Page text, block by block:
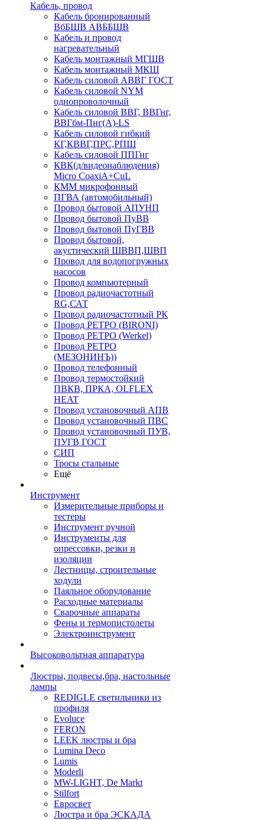
Кабель, провод
Кабель бронированный
ВбБШВ АВББШВ
Кабель и провод
нагревательный
Кабель монтажный МГШВ
Кабель монтажный МКШ
Кабель силовой АВВГ ГОСТ
Кабель силовой NYM
однопроволочный
Кабель силовой ВВГ, ВВГнг,
ВВГбм-Пнг(А)-LS
Кабель силовой гибкий
КГ,КВВГ,ПРС,РПШ
Кабель силовой ППГнг
КВК(д/видеонаблюдения)
Micro CoaxiA+CuL
КММ микрофонный
ПГВА (автомобильный)
Провод бытовой АПУНП
Провод бытовой ПуВВ
Провод бытовой ПуГВВ
Провод бытовой,
акустический ШВВП,ШВП
Провод для водопогружных
насосов
Провод компьютерный
Провод радиочастотный
RG,САТ
Провод радиочастотный РК
Провод РЕТРО (BIRONI)
Провод РЕТРО (Werkel)
Провод РЕТРО
(МЕЗОНИНЪ))
Провод телефонный
Провод термостойкий
ПВКВ, ПРКА, OLFLEX
HEAT
Провод установочный АПВ
Провод установочный ПВС
Провод установочный ПУВ,
ПУГВ ГОСТ
СИП
Тросы стальные
Ещё
Инструмент
Измерительные приборы и
тестеры
Инструмент ручной
Инструменты для
опрессовки, резки и
изоляции
Лестницы, строительные
ходули
Паяльное оборудование
Расходные материалы
Сварочные аппараты
Фены и термопистолеты
Электроинструмент
Высоковольтная аппаратура
Люстры, подвесы,бра, настольные
лампы
REDIGLE светильники из
профиля
Evoluce
FERON
LEEK люстры и бра
Lumina Deco
Lumis
Moderli
MW-LIGHT, De Markt
Stilfort
Евросвет
Люстра и бра ЭСКАДА